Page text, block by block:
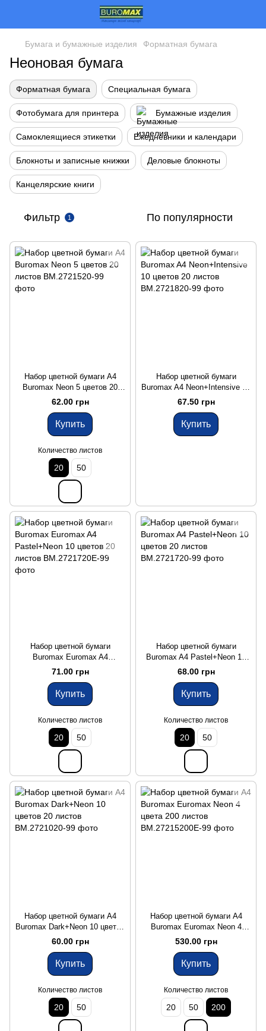
Бумага и бумажные изделия Форматная бумага
Неоновая бумага
Форматная бумага Специальная бумага
Фотобумага для принтера Бумажные изделия
Самоклеящиеся этикетки Ежедневники и календари
Блокноты и записные книжки Деловые блокноты
Канцелярские книги
Фильтр 1 По популярности
Набор цветной бумаги А4
Buromax Neon 5 цветов 20
листов
62.00 грн
Купить
Количество листов
20 50
Набор цветной бумаги
Buromax A4 Neon+Intensive 10
цветов 20 листов
67.50 грн
Купить
Набор цветной бумаги
Buromax Euromax A4
Pastel+Neon 10 цветов 20
листов
71.00 грн
Купить
Количество листов
20 50
Набор цветной бумаги
Buromax A4 Pastel+Neon 10
цветов 20 листов
68.00 грн
Купить
Количество листов
20 50
Набор цветной бумаги А4
Buromax Dark+Neon 10 цветов
20 листов
60.00 грн
Купить
Количество листов
20 50
Набор цветной бумаги А4
Buromax Euromax Neon 4
цвета 200 листов
530.00 грн
Купить
Количество листов
20 50 200